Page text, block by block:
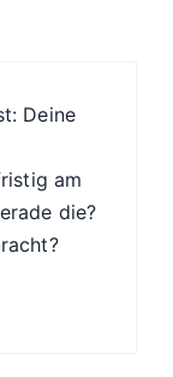
Deine
am
die?